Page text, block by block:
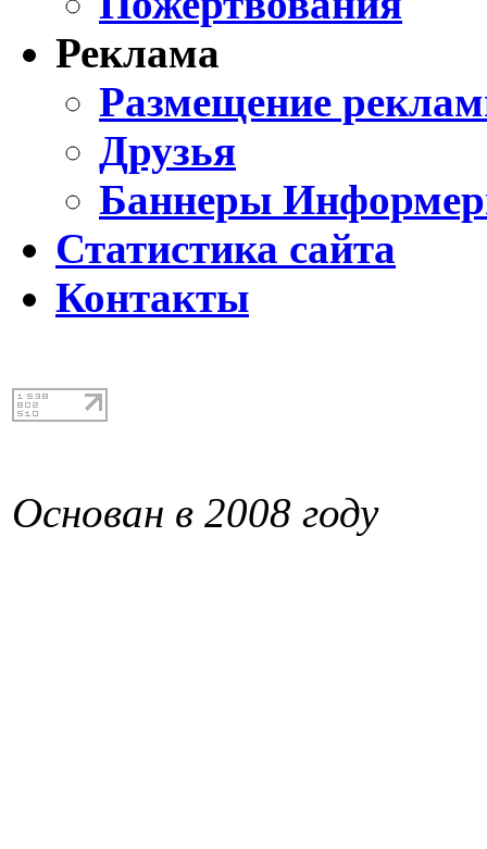
Реклама
Размещение
Друзья
Баннеры
Статистика сайта
Контакты
Основан в 2008 году